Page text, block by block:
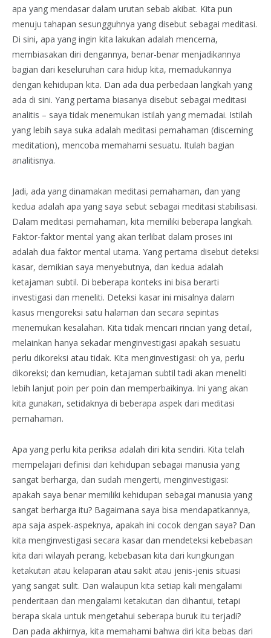
apa yang mendasar dalam urutan sebab akibat. Kita pun
menuju tahapan sesungguhnya yang disebut sebagai meditasi.
Di sini, apa yang ingin kita lakukan adalah mencerna,
membiasakan diri dengannya, benar-benar menjadikannya
bagian dari keseluruhan cara hidup kita, memadukannya
dengan kehidupan kita. Dan ada dua perbedaan langkah yang
ada di sini. Yang pertama biasanya disebut sebagai meditasi
analitis – saya tidak menemukan istilah yang memadai. Istilah
yang lebih saya suka adalah meditasi pemahaman (discerning
meditation), mencoba memahami sesuatu. Itulah bagian
analitisnya.
Jadi, ada yang dinamakan meditasi pemahaman, dan yang
kedua adalah apa yang saya sebut sebagai meditasi stabilisasi.
Dalam meditasi pemahaman, kita memiliki beberapa langkah.
Faktor-faktor mental yang akan terlibat dalam proses ini
adalah dua faktor mental utama. Yang pertama disebut deteksi
kasar, demikian saya menyebutnya, dan kedua adalah
ketajaman subtil. Di beberapa konteks ini bisa berarti
investigasi dan meneliti. Deteksi kasar ini misalnya dalam
kasus mengoreksi satu halaman dan secara sepintas
menemukan kesalahan. Kita tidak mencari rincian yang detail,
melainkan hanya sekadar menginvestigasi apakah sesuatu
perlu dikoreksi atau tidak. Kita menginvestigasi: oh ya, perlu
dikoreksi; dan kemudian, ketajaman subtil tadi akan meneliti
lebih lanjut poin per poin dan memperbaikinya. Ini yang akan
kita gunakan, setidaknya di beberapa aspek dari meditasi
pemahaman.
Apa yang perlu kita periksa adalah diri kita sendiri. Kita telah
mempelajari definisi dari kehidupan sebagai manusia yang
sangat berharga, dan sudah mengerti, menginvestigasi:
apakah saya benar memiliki kehidupan sebagai manusia yang
sangat berharga itu? Bagaimana saya bisa mendapatkannya,
apa saja aspek-aspeknya, apakah ini cocok dengan saya? Dan
kita menginvestigasi secara kasar dan mendeteksi kebebasan
kita dari wilayah perang, kebebasan kita dari kungkungan
ketakutan atau kelaparan atau sakit atau jenis-jenis situasi
yang sangat sulit. Dan walaupun kita setiap kali mengalami
penderitaan dan mengalami ketakutan dan dihantui, tetapi
berapa skala untuk mengetahui seberapa buruk itu terjadi?
Dan pada akhirnya, kita memahami bahwa diri kita bebas dari